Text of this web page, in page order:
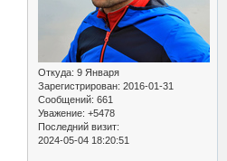
Откуда: 9 Января
Зарегистрирован: 2016-01-31
Сообщений: 661
Уважение: +5478
Последний визит:
2024-05-04 18:20:51